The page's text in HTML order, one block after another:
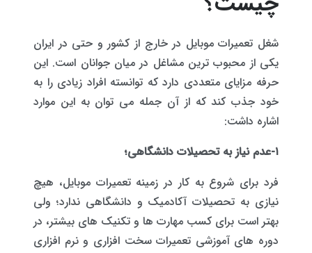
شغل تعمیرات موبایل در خارج از کشور و حتی در ایران
یکی از محبوب ترین مشاغل در میان جوانان است. این
حرفه مزایای متعددی دارد که توانسته افراد زیادی را به
خود جذب کند که از آن جمله می توان به این موارد
اشاره داشت:
۱-عدم نیاز به تحصیلات دانشگاهی؛
فرد برای شروع به کار در زمینه تعمیرات موبایل، هیچ
نیازی به تحصیلات آکادمیک و دانشگاهی ندارد؛ ولی
بهتر است برای کسب مهارت ها و تکنیک های بیشتر، در
دوره های آموزشی تعمیرات سخت افزاری و نرم افزاری